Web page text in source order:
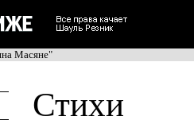
Масяне"
Стихи